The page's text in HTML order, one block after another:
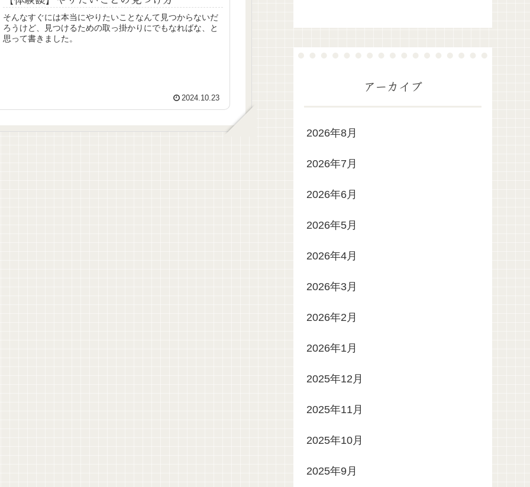
そんなすぐには本当にやりたいことなんて見つからないだ
ろうけど、見つけるための取っ掛かりにでもなればな、と
思って書きました。
2024.10.23
アーカイブ
2026年8月
2026年7月
2026年6月
2026年5月
2026年4月
2026年3月
2026年2月
2026年1月
2025年12月
2025年11月
2025年10月
2025年9月